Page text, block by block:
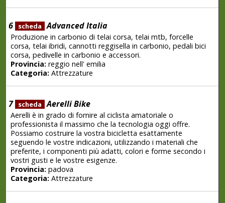
6 scheda Advanced Italia
Produzione in carbonio di telai corsa, telai mtb, forcelle
corsa, telai ibridi, cannotti reggisella in carbonio, pedali bici
corsa, pedivelle in carbonio e accessori.
Provincia:reggio nell' emilia
Categoria:Attrezzature
7 scheda Aerelli Bike
Aerelli è in grado di fornire al ciclista amatoriale o
professionista il massimo che la tecnologia oggi offre.
Possiamo costruire la vostra bicicletta esattamente
seguendo le vostre indicazioni, utilizzando i materiali che
preferite, i componenti più adatti, colori e forme secondo i
vostri gusti e le vostre esigenze.
Provincia:padova
Categoria:Attrezzature